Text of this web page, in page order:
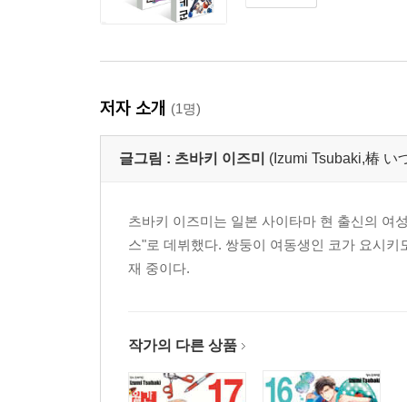
저자 소개 (1명)
글그림 : 츠바키 이즈미 (Izumi Tsubaki,椿 い
츠바키 이즈미는 일본 사이타마 현 출신의 여
스"로 데뷔했다. 쌍둥이 여동생인 코가 요시
재 중이다.
작가의 다른 상품